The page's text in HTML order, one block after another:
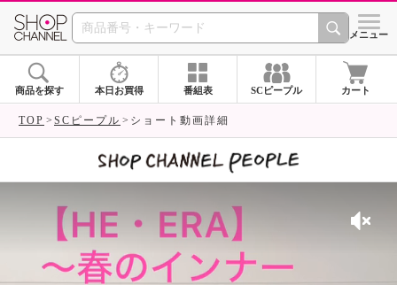
SHOP CHANNEL シメニュー
商品を探す 本日お買得 番組表 SCピープル カート
TOP SCピープル ショート動画詳細